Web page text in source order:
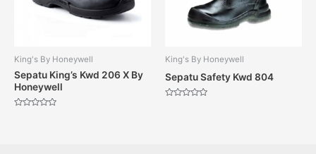
King's By Honeywell
Sepatu King’s Kwd 206 X By
Honeywell
King's By Honeywell
Sepatu Safety Kwd 804